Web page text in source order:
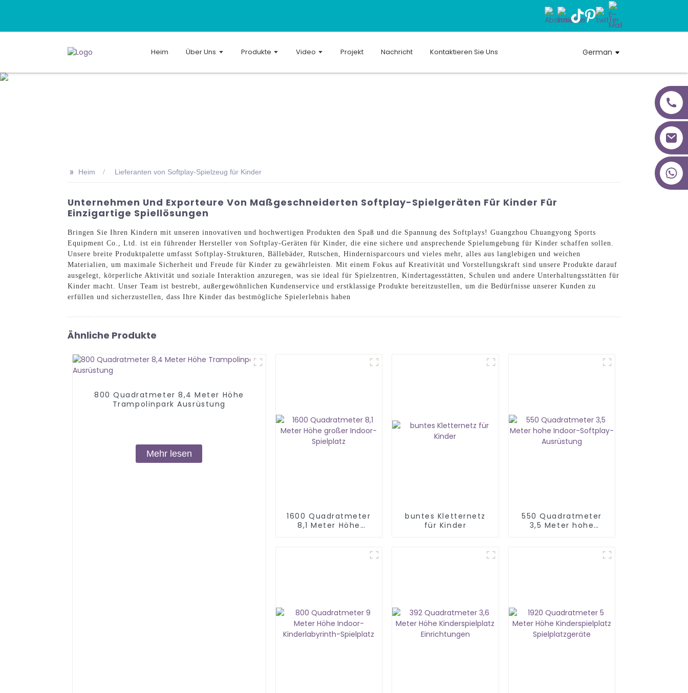
Heim Über Uns Produkte Video Projekt Nachricht Kontaktieren Sie Uns German
>> Heim Lieferanten von Softplay-Spielzeug für Kinder
Unternehmen Und Exporteure Von Maßgeschneiderten Softplay-Spielgeräten Für Kinder Für
Einzigartige Spiellösungen
Bringen Sie Ihren Kindern mit unseren innovativen und hochwertigen Produkten den Spaß und die Spannung des Softplays! Guangzhou Chuangyong Sports
Equipment Co., Ltd. ist ein führender Hersteller von Softplay-Geräten für Kinder, die eine sichere und ansprechende Spielumgebung für Kinder schaffen sollen.
Unsere breite Produktpalette umfasst Softplay-Strukturen, Bällebäder, Rutschen, Hindernisparcours und vieles mehr, alles aus langlebigen und weichen
Materialien, um maximale Sicherheit und Freude für Kinder zu gewährleisten. Mit einem Fokus auf Kreativität und Vorstellungskraft sind unsere Produkte darauf
ausgelegt, körperliche Aktivität und soziale Interaktion anzuregen, was sie ideal für Spielzentren, Kindertagesstätten, Schulen und andere Unterhaltungsstätten für
Kinder macht. Unser Team ist bestrebt, außergewöhnlichen Kundenservice und erstklassige Produkte bereitzustellen, um die Bedürfnisse unserer Kunden zu
erfüllen und sicherzustellen, dass Ihre Kinder das bestmögliche Spielerlebnis haben
Ähnliche Produkte
800 Quadratmeter 8,4 Meter Höhe
Trampolinpark Ausrüstung
Mehr lesen
1600 Quadratmeter
8,1 Meter Höhe
buntes Kletternetz
für Kinder
550 Quadratmeter
3,5 Meter hohe